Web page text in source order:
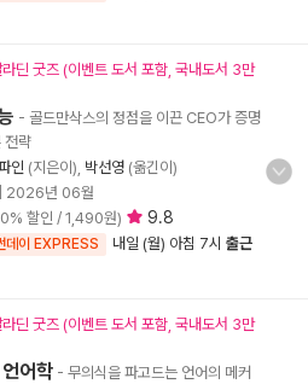
딘 굿즈 (이벤트 도서 포함, 국내도서 3만
- 골드만삭스의 정점을 이끈 CEO가 증명
전략
인 (지은이), 박선영 (옮긴이)
2026년 06월
할인 / 1,490원) 9.8
데이 EXPRESS 내일 (월) 아침 7시 출근
딘 굿즈 (이벤트 도서 포함, 국내도서 3만
어학 - 무의식을 파고드는 언어의 메커